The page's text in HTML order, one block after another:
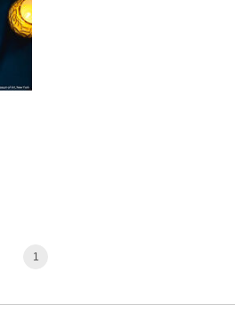
1